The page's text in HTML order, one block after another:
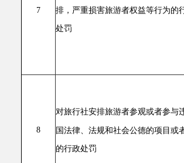
7 排，严重损害旅游者权益等行为的
处罚
8
对旅行社安排旅游者参观或者参与
国法律、法规和社会公德的项目或
的行政处罚